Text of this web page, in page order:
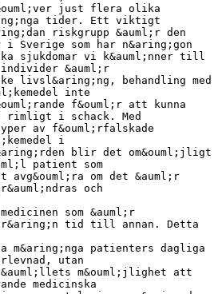
just flera olika
tider. Ett viktigt
riskgrupp &auml;r den
i Sverige som har n&aring;gon
sjukdomar vi k&auml;nner till
individer &auml;r
livsl&aring;ng, behandling med
inte
f&ouml;r att kunna
rimligt i schack. Med
av f&ouml;rfalskade
i
blir det om&ouml;jligt
patient som
avg&ouml;ra om det &auml;r
och
som &auml;r
tid till annan. Detta
m&aring;nga patienters dagliga
utan
m&ouml;jlighet att
medicinska